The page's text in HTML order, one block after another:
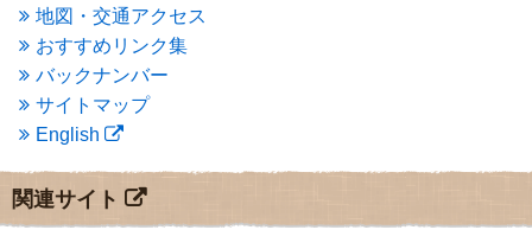
2014年9月(1)
2014年5月 (1)
2014年4月
2014年1月(1)
2013年11月 (4)
2013年10月
2013年8月
(7)
2013年7月
(7)
地図・交通アクセス
おすすめリンク集
バックナンバー
サイトマップ
English
関連サイト